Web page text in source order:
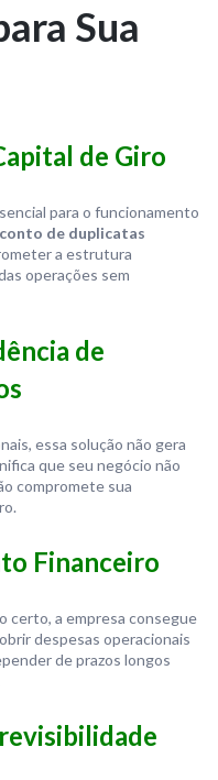
Sua
de Giro
para o funcionamento
de duplicatas
a estrutura
operações sem
de
essa solução não gera
que seu negócio não
compromete sua
Financeiro
certo, a empresa consegue
despesas operacionais
de prazos longos